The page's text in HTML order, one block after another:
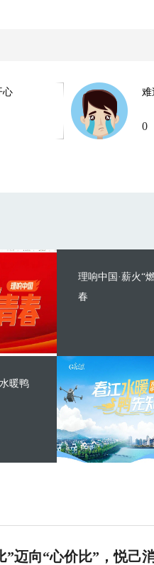
心 难
0
理响中国·薪火“
春
暖鸭
”迈向“心价比”，悦己